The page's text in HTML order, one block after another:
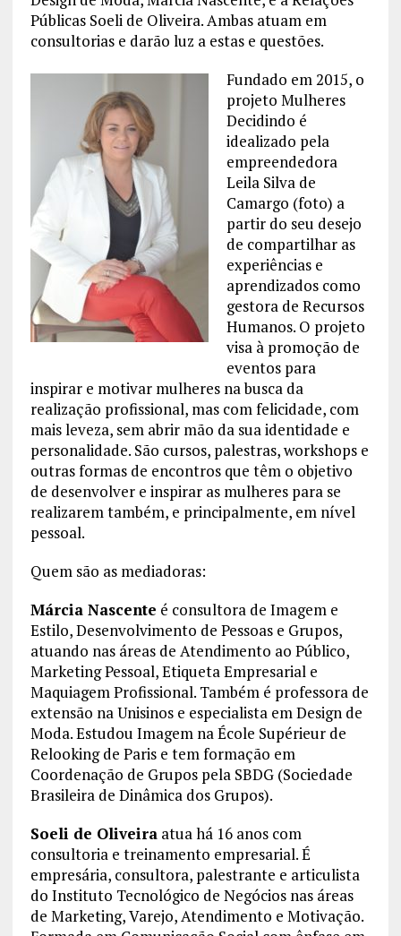
Públicas Soeli de Oliveira. Ambas atuam em
consultorias e darão luz a estas e questões.
Fundado em 2015, o
projeto Mulheres
Decidindo é
idealizado pela
empreendedora
Leila Silva de
Camargo (foto) a
partir do seu desejo
de compartilhar as
experiências e
aprendizados como
gestora de Recursos
Humanos. O projeto
visa à promoção de
eventos para
inspirar e motivar mulheres na busca da
realização profissional, mas com felicidade, com
mais leveza, sem abrir mão da sua identidade e
personalidade. São cursos, palestras, workshops e
outras formas de encontros que têm o objetivo
de desenvolver e inspirar as mulheres para se
realizarem também, e principalmente, em nível
pessoal.
Quem são as mediadoras:
Márcia Nascente é consultora de Imagem e
Estilo, Desenvolvimento de Pessoas e Grupos,
atuando nas áreas de Atendimento ao Público,
Marketing Pessoal, Etiqueta Empresarial e
Maquiagem Profissional. Também é professora de
extensão na Unisinos e especialista em Design de
Moda. Estudou Imagem na École Supérieur de
Relooking de Paris e tem formação em
Coordenação de Grupos pela SBDG (Sociedade
Brasileira de Dinâmica dos Grupos).
Soeli de Oliveiraatua há 16 anos com
consultoria e treinamento empresarial. É
empresária, consultora, palestrante e articulista
do Instituto Tecnológico de Negócios nas áreas
de Marketing, Varejo, Atendimento e Motivação.